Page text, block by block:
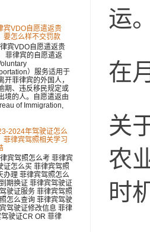
运
在
关
农
时
宾VDO自愿遣返贵
要怎么样不交罚款
宾VDO自愿遣返贵
菲律宾的自愿遣返
）服务适用于
开菲律宾的外国人，
期、违反移民规定或
境的人。自愿遣返由
of Immigration,
2024年驾驶证怎么
菲律宾驾照相关学习
宾驾照怎么考 菲律宾
证怎么买 菲律宾驾照
办理 菲律宾驾照怎么
期换证 菲律宾驾驶证
驶证服务 菲律宾驾照
怎么查询 菲律宾驾驶
驾驶证修改信息 菲律
驶证CR OR 菲律